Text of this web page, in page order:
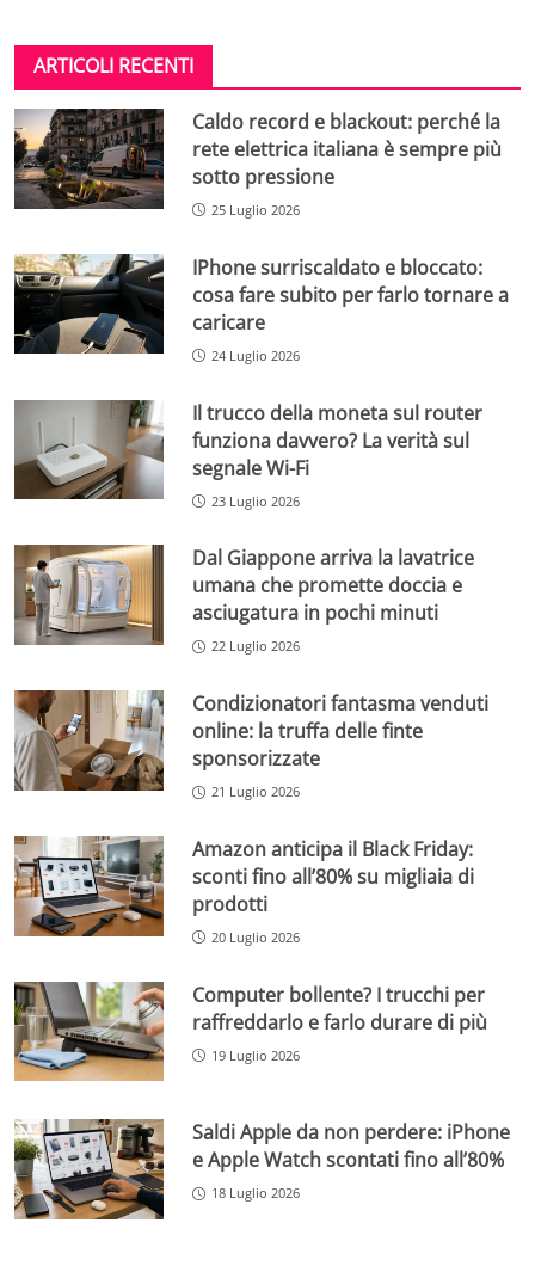
ARTICOLI RECENTI
Caldo record e blackout: perché la
rete elettrica italiana è sempre più
sotto pressione
25 Luglio 2026
IPhone surriscaldato e bloccato:
cosa fare subito per farlo tornare a
caricare
24 Luglio 2026
Il trucco della moneta sul router
funziona davvero? La verità sul
segnale Wi-Fi
23 Luglio 2026
Dal Giappone arriva la lavatrice
umana che promette doccia e
asciugatura in pochi minuti
22 Luglio 2026
Condizionatori fantasma venduti
online: la truffa delle finte
sponsorizzate
21 Luglio 2026
Amazon anticipa il Black Friday:
sconti fino all’80% su migliaia di
prodotti
20 Luglio 2026
Computer bollente? I trucchi per
raffreddarlo e farlo durare di più
19 Luglio 2026
Saldi Apple da non perdere: iPhone
e Apple Watch scontati fino all’80%
18 Luglio 2026